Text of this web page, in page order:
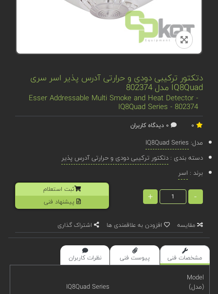
دتکتور ترکیبی دودی و حرارتی آدرس پذیر اسر سری
IQ8Quad مدل 802374
Esser Addressable Multi Smoke and Heat Detector -
IQ8Quad Series - 802374
مدل: IQ8Quad Series
دسته بندی :دتکتور ترکیبی دودی و حرارتی آدرس پذیر
برند : اسر
-
+
ثبت استعلام
پیشنهاد فنی
مقایسه افزودن به علاقمندی ها اشتراک گذاری
مشخصات فنی پیوست فنی نظرات کاربران
Model
(مدل)
IQ8Quad Series